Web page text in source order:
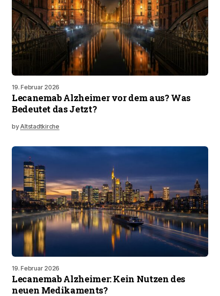
19. Februar 2026
Lecanemab Alzheimer vor dem aus? Was
Bedeutet das Jetzt?
byAltstadtkirche
19. Februar 2026
Lecanemab Alzheimer: Kein Nutzen des
neuen Medikaments?